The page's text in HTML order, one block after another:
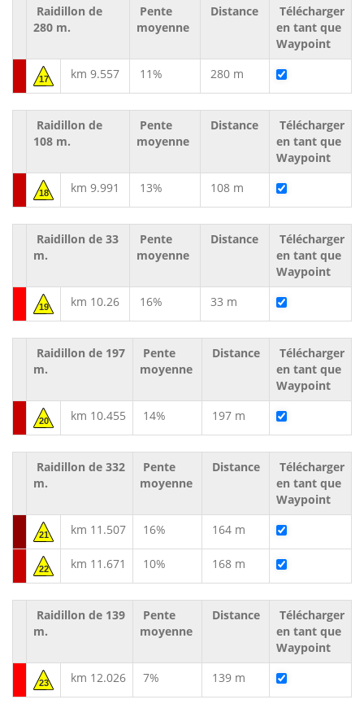
Raidillon de
280 m.
Pente
moyenne
Distance
Télécharger
en tant que
Waypoint
17 km 9.557 11% 280 m
Raidillon de
108 m.
Pente
moyenne
Distance
Télécharger
en tant que
Waypoint
18 km 9.991 13% 108 m
Raidillon de 33
m.
Pente
moyenne
Distance
Télécharger
en tant que
Waypoint
19 km 10.26 16% 33 m
Raidillon de 197
m.
Pente
moyenne
Distance
Télécharger
en tant que
Waypoint
20 km 10.455 14% 197 m
Raidillon de 332
m.
Pente
moyenne
Distance
Télécharger
en tant que
Waypoint
21 km 11.507 16% 164 m
22 km 11.671 10% 168 m
Raidillon de 139
m.
Pente
moyenne
Distance
Télécharger
en tant que
Waypoint
23 km 12.026 7% 139 m